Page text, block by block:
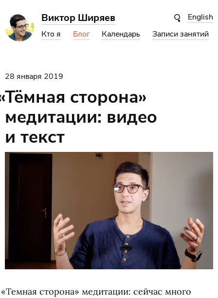
English
Виктор Ширяев
Кто я Блог Календарь Записи занятий
28 января 2019
Тёмная сторона»
медитации: видео
и текст
«Темная сторона» медитации: сейчас много